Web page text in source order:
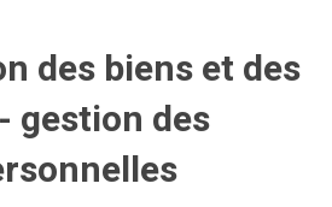
des biens et des
gestion des